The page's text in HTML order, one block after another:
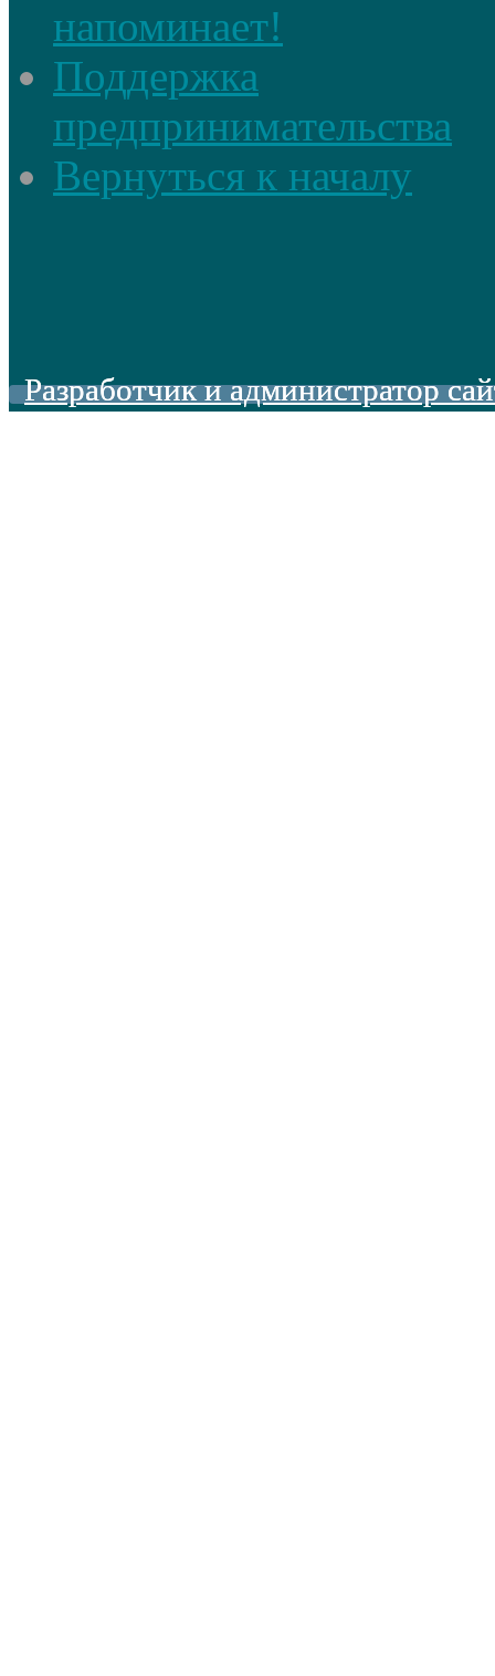
напоминает!
Поддержка
предпринимательства
Вернуться к началу
Разработчик и администратор